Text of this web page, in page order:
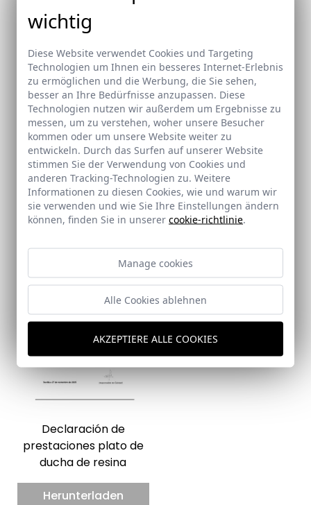
Leistungserklärung
Abtrennungen mit
Falttüren
Herunterladen
Zertifikat ISO 14001-2015
Herunterladen
Declaración de
prestaciones plato de
ducha de resina
Herunterladen
wichtig
Diese Website verwendet Cookies und Targeting
Technologien um Ihnen ein besseres Internet-Erlebnis
zu ermöglichen und die Werbung, die Sie sehen,
besser an Ihre Bedürfnisse anzupassen. Diese
Technologien nutzen wir außerdem um Ergebnisse zu
messen, um zu verstehen, woher unsere Besucher
kommen oder um unsere Website weiter zu
entwickeln. Durch das Surfen auf unserer Website
stimmen Sie der Verwendung von Cookies und
anderen Tracking-Technologien zu. Weitere
Informationen zu diesen Cookies, wie und warum wir
sie verwenden und wie Sie Ihre Einstellungen ändern
können, finden Sie in unserer cookie-richtlinie.
Manage cookies
Alle Cookies ablehnen
AKZEPTIERE ALLE COOKIES